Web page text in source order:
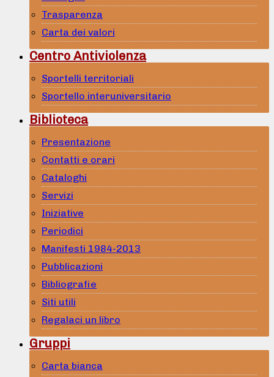
Trasparenza
Carta dei valori
Centro Antiviolenza
Sportelli territoriali
Sportello interuniversitario
Biblioteca
Presentazione
Contatti e orari
Cataloghi
Servizi
Iniziative
Periodici
Manifesti 1984-2013
Pubblicazioni
Bibliografie
Siti utili
Regalaci un libro
Gruppi
Carta bianca